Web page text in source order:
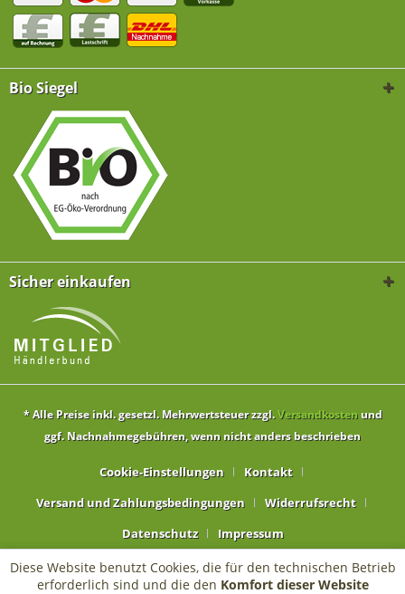
Bio Siegel
Sicher einkaufen
* Alle Preise inkl. gesetzl. Mehrwertsteuer zzgl.Versandkostenund
ggf. Nachnahmegebühren, wenn nicht anders beschrieben
Cookie-Einstellungen
Kontakt
Versand und Zahlungsbedingungen
Widerrufsrecht
Datenschutz
Impressum
Diese Website benutzt Cookies, die für den technischen Betrieb
erforderlich sind und die den Komfort dieser Website